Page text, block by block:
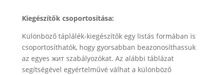
Kiegészítők csoportosítása:
Különböző táplálék-kiegészítők egy listás formában is
csoportosíthatók, hogy gyorsabban beazonosíthassuk
az egyes жит szabályozókat. Az alábbi táblázat
segítségével egyértelművé válhat a különböző